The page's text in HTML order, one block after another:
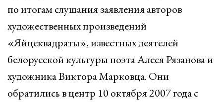
по итогам слушания заявления авторов
художественных произведений
«Яйцеквадраты», известных деятелей
белорусской культуры поэта Алеся Рязанова и
художника Виктора Марковца. Они
обратились в центр 10 октября 2007 года с